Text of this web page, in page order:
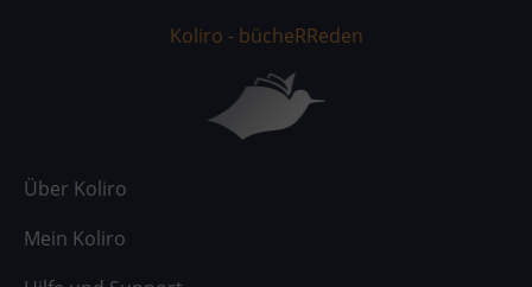
Koliro - bücheRReden
Über Koliro
Mein Koliro